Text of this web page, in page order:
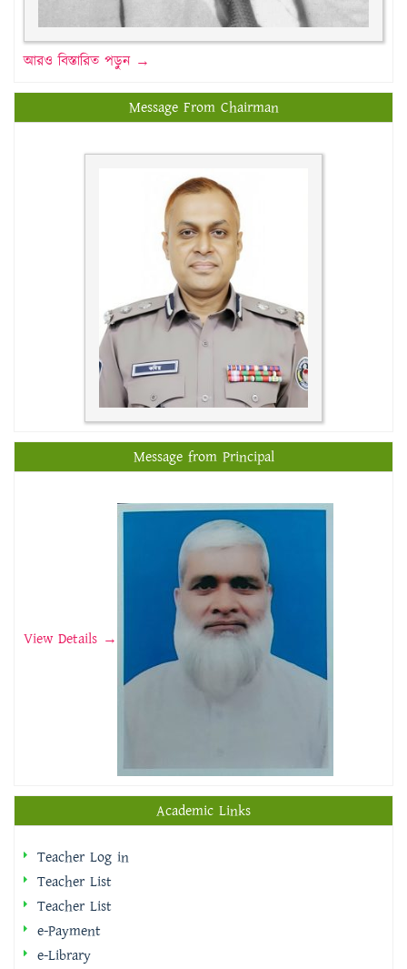
আরও বিস্তারিত পড়ুন →
Message From Chairman
Message from Principal
View Details →
Academic Links
Teacher Log in
Teacher List
Teacher List
e-Payment
e-Library